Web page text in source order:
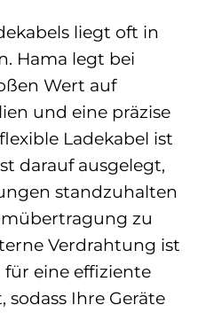
liegt oft in
Hama legt bei
Wert auf
und eine präzise
Ladekabel ist
darauf ausgelegt,
standzuhalten
zu
Verdrahtung ist
eine effiziente
Ihre Geräte